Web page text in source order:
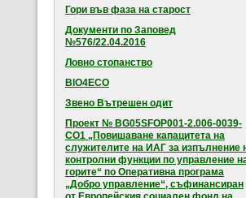
Гори във фаза на старост
Документи по Заповед
№576/22.04.2016
Ловно стопанство
BIO4ECO
Звено Вътрешен одит
Проект № BG05SFOP001-2.006-0039-
CO1 „Повишаване капацитета на
служителите на ИАГ за изпълнение
контролни функции по управление
горите“ по Оперативна програма
„Добро управление“, съфинансиран